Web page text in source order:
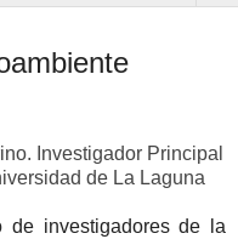
Investigador Principal
de La Laguna
de investigadores de la